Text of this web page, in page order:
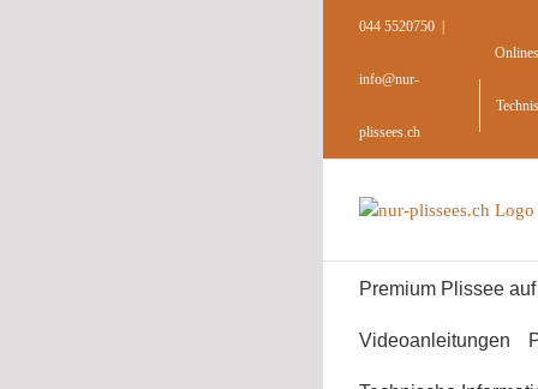
044 5520750
info@nur-
plissees.ch
Premium Plissee
Videoanleitungen